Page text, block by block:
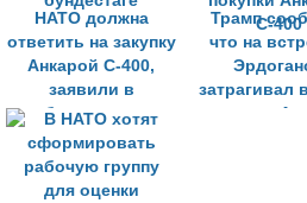
НАТО должна
ответить на закупку
Анкарой С-400,
заявили в
бундестаге
Трамп
что на
затрагивал
покупки